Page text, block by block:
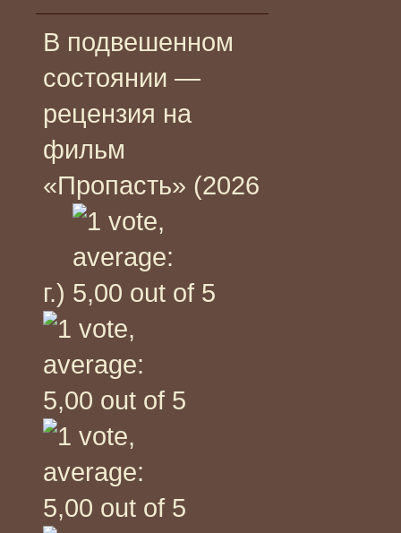
В подвешенном
состоянии —
рецензия на
фильм
«Пропасть» (2026
г.)